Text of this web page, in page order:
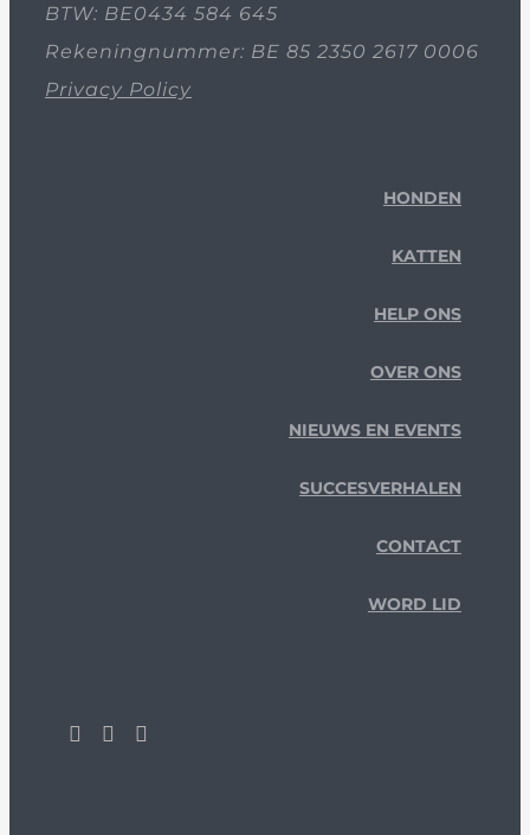
BTW: BE0434 584 645
Rekeningnummer: BE 85 2350 2617 0006
Privacy Policy
HONDEN
KATTEN
HELP ONS
OVER ONS
NIEUWS EN EVENTS
SUCCESVERHALEN
CONTACT
WORD LID